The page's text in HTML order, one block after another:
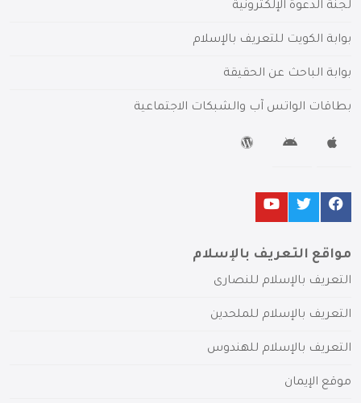
لجنة الدعوة الإلكترونية
بوابة الكويت للتعريف بالإسلام
بوابة الباحث عن الحقيقة
بطاقات الواتس آب والشبكات الاجتماعية
مواقع التعريف بالإسلام
التعريف بالإسلام للنصارى
التعريف بالإسلام للملحدين
التعريف بالإسلام للهندوس
موقع الإيمان